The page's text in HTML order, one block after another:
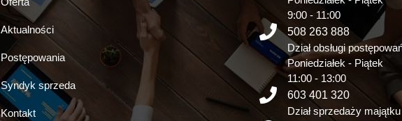
Aktualności
Postępowania
Syndyk sprzeda
Kontakt
9:00 - 11:00
508 263 888
Dział obsługi
Poniedziałek - Piątek
11:00 - 13:00
603 401 320
Dział sprzedaży majątku